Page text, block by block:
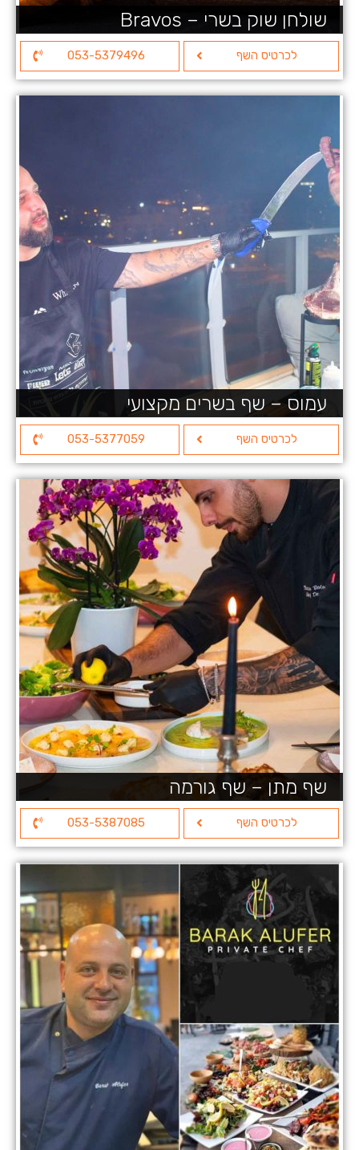
שולחן שוק בשרי – Bravos
לכרטיס השף 053-5379496
עמוס – שף בשרים מקצועי
לכרטיס השף 053-5377059
שף מתן – שף גורמה
לכרטיס השף 053-5387085